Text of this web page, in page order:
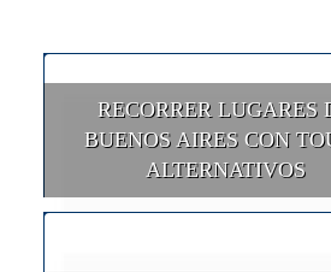
RECORRER LUGARES
BUENOS AIRES CON
ALTERNATIVOS